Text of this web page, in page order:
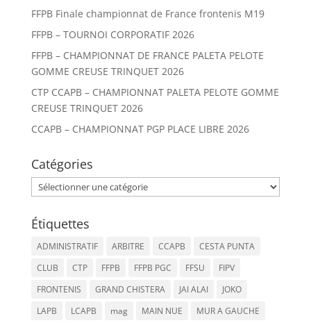
FFPB Finale championnat de France frontenis M19
FFPB – TOURNOI CORPORATIF 2026
FFPB – CHAMPIONNAT DE FRANCE PALETA PELOTE
GOMME CREUSE TRINQUET 2026
CTP CCAPB – CHAMPIONNAT PALETA PELOTE GOMME
CREUSE TRINQUET 2026
CCAPB – CHAMPIONNAT PGP PLACE LIBRE 2026
Catégories
Catégories
Étiquettes
ADMINISTRATIF ARBITRE CCAPB
CESTA PUNTA
CLUB
CTP FFPB FFPB PGC FFSU
FIPV
FRONTENIS
GRAND CHISTERA JAI ALAI
JOKO
LAPB
LCAPB mag MAIN NUE MUR A GAUCHE